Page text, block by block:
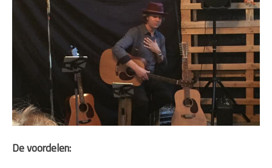
De voordelen: